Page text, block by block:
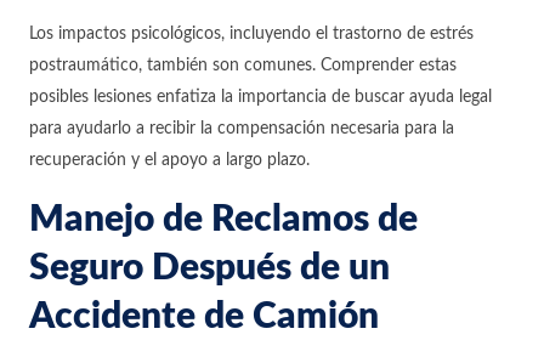
Los impactos psicológicos, incluyendo el trastorno de estrés
postraumático, también son comunes. Comprender estas
posibles lesiones enfatiza la importancia de buscar ayuda legal
para ayudarlo a recibir la compensación necesaria para la
recuperación y el apoyo a largo plazo.
Manejo de Reclamos de
Seguro Después de un
Accidente de Camión